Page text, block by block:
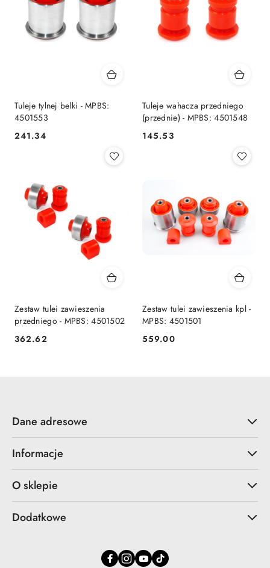
Tuleje tylnej belki - MPBS:
4501553
Cena:
241.34
Tuleje wahacza przedniego
(przednie) - MPBS: 4501548
Cena:
145.53
Zestaw tulei zawieszenia
przedniego - MPBS: 4501502
Cena:
362.62
Zestaw tulei zawieszenia kpl -
MPBS: 4501501
Cena:
559.00
Dane adresowe
Informacje
O sklepie
Dodatkowe